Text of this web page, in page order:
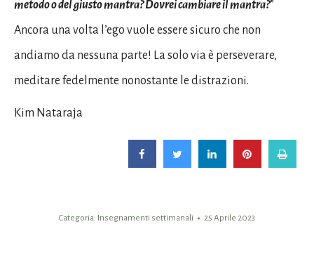
metodo o del giusto mantra? Dovrei cambiare il mantra?”
Ancora una volta l’ego vuole essere sicuro che non
andiamo da nessuna parte! La solo via è perseverare,
meditare fedelmente nonostante le distrazioni.
Kim Nataraja
Categoria: Insegnamenti settimanali 25 Aprile 2023